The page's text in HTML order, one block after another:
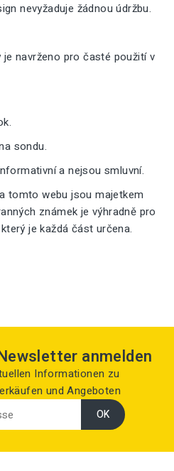
nevyžaduje žádnou údržbu.
navrženo pro časté použití v
sondu.
a nejsou smluvní.
tomto webu jsou majetkem
známek je výhradně pro
je každá část určena.
anmelden
Informationen zu
und Angeboten